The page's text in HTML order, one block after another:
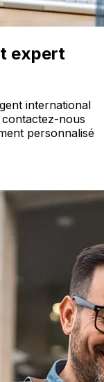
expert
international
nous
personnalisé